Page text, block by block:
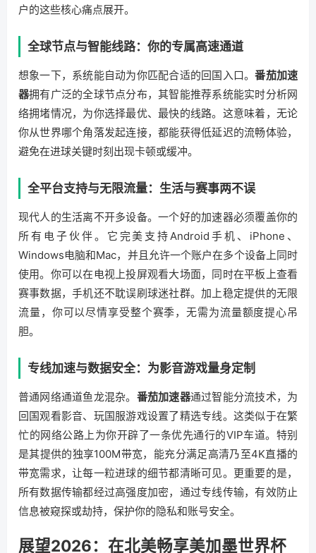
户的这些核心痛点展开。
全球节点与智能线路：你的专属高速通道
想象一下，系统能自动为你匹配合适的回国入口。番茄加速
器拥有广泛的全球节点分布，其智能推荐系统能实时分析网
络拥堵情况，为你选择最优、最快的线路。这意味着，无论
你从世界哪个角落发起连接，都能获得低延迟的流畅体验，
避免在进球关键时刻出现卡顿或缓冲。
全平台支持与无限流量：生活与赛事两不误
现代人的生活离不开多设备。一个好的加速器必须覆盖你的
所有电子伙伴。它完美支持Android手机、iPhone、
Windows电脑和Mac，并且允许一个账户在多个设备上同时
使用。你可以在电视上投屏观看大场面，同时在平板上查看
赛事数据，手机还不耽误刷球迷社群。加上稳定提供的无限
流量，你可以尽情享受整个赛季，无需为流量额度提心吊
胆。
专线加速与数据安全：为影音游戏量身定制
普通网络通道鱼龙混杂。 番茄加速器通过智能分流技术，为
回国观看影音、玩国服游戏设置了精选专线。这类似于在繁
忙的网络公路上为你开辟了一条优先通行的VIP车道。特别
是其提供的独享100M带宽，能充分满足高清乃至4K直播的
带宽需求，让每一粒进球的细节都清晰可见。更重要的是，
所有数据传输都经过高强度加密，通过专线传输，有效防止
信息被窥探或劫持，保护你的隐私和账号安全。
展望2026：在北美畅享美加墨世界杯